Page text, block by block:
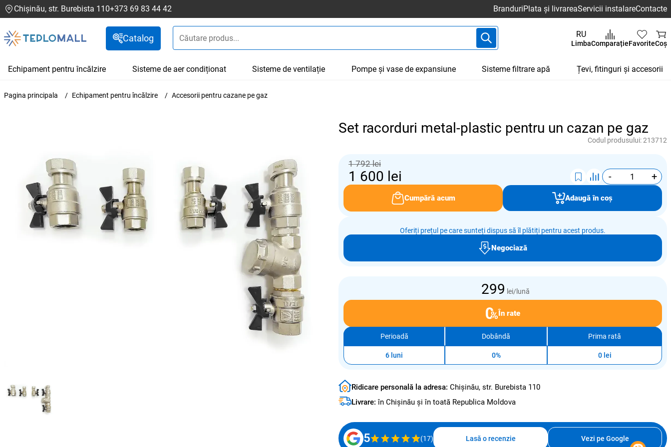
Chișinău, str. Burebista 110+373 69 83 44 42 BranduriPlata și livrareaServicii instalareContacte
Catalog RU
LimbaComparațieFavoriteCoș
Echipament pentru încălzire Sisteme de aer condiționat Sisteme de ventilație Pompe și vase de expansiune Sisteme filtrare apă Țevi, fitinguri și accesorii
Pagina principala Echipament pentru încălzire Accesorii pentru cazane pe gaz
Set racorduri metal-plastic pentru un cazan pe gaz
Codul produsului:213712
1 792 lei
1 600 lei - +
Cumpără acum Adaugă în coș
Oferiți prețul pe care sunteți dispus să îl plătiți pentru acest produs.
Negociază
299 lei/lună
În rate
Perioadă Dobândă Prima rată
6 luni 0% 0 lei
Ridicare personală la adresa: Chișinău, str. Burebista 110
Livrare:în Chișinău și în toată Republica Moldova
5 (17) Lasă o recenzie Vezi pe Google